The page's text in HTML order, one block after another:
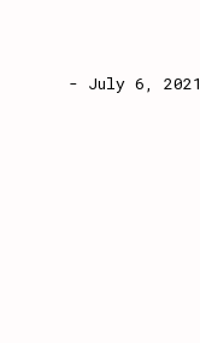
- July 6, 2021